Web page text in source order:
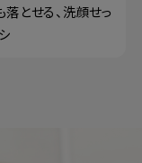
落とせる、洗顔せっ